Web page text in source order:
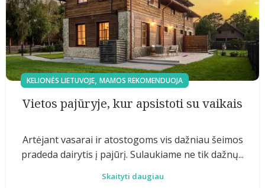
KELIONĖS LIETUVOJE, MAMOS REKOMENDUOJA
Vietos pajūryje, kur apsistoti su vaikais
Artėjant vasarai ir atostogoms vis dažniau šeimos
pradeda dairytis į pajūrį. Sulaukiame ne tik dažnų...
Skaityti daugiau